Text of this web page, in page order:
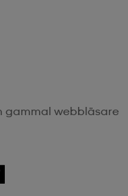
gammal webbläsare